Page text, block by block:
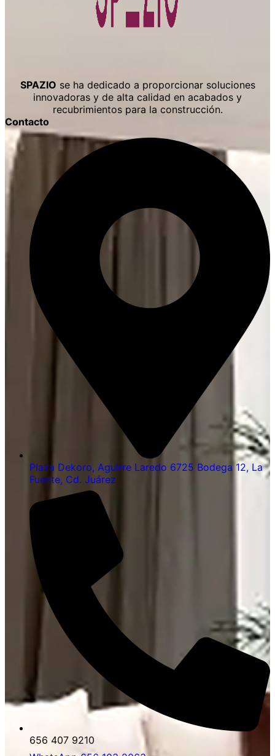
SPAZIO se ha dedicado a proporcionar soluciones
innovadoras y de alta calidad en acabados y
recubrimientos para la construcción.
Contacto
Plaza Dekoro, Aguirre Laredo 6725 Bodega 12, La
Fuente, Cd. Juárez
656 407 9210